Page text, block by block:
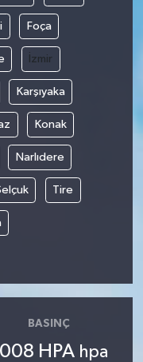
Foça
İzmir
Karşıyaka
Konak
Narlıdere
Tire
BASINÇ
HPA hpa